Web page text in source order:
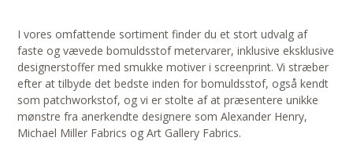
I vores omfattende sortiment finder du et stort udvalg af
faste og vævede bomuldsstof metervarer, inklusive eksklusive
designerstoffer med smukke motiver i screenprint. Vi stræber
efter at tilbyde det bedste inden for bomuldsstof, også kendt
som patchworkstof, og vi er stolte af at præsentere unikke
mønstre fra anerkendte designere som Alexander Henry,
Michael Miller Fabrics og Art Gallery Fabrics.